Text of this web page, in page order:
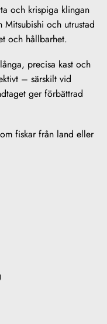
och krispiga klingan
och utrustad
och hållbarhet.
precisa kast och
– särskilt vid
ger förbättrad
fiskar från land eller